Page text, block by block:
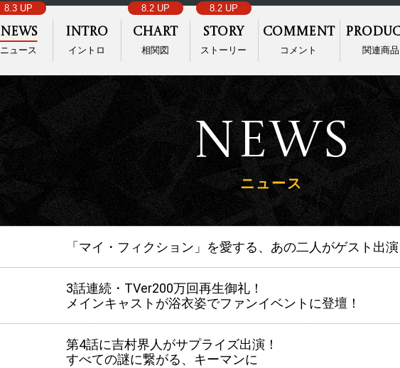
News
ニュース
8.3 UP
Intro
イントロ
Chart
相関図
8.2 UP
Story
ストーリー
8.2 UP
Comment
コメント 関連商品
News
ニュース
「マイ・フィクション」を愛する、あの二人がゲスト出演
3話連続・TVer200万回再生御礼！
メインキャストが浴衣姿でファンイベントに登壇！
第4話に吉村界人がサプライズ出演！
すべての謎に繋がる、キーマンに